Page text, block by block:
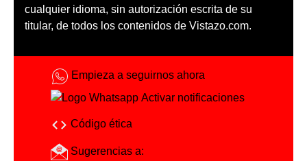
cualquier idioma, sin autorización escrita de su
titular, de todos los contenidos de Vistazo.com.
Empieza a seguirnos ahora
Activar notificaciones
Código ética
Sugerencias a: